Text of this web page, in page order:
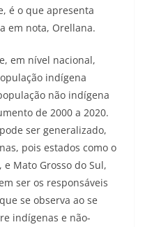
é o que apresenta
em nota, Orellana.
em nível nacional,
indígena
não indígena
de 2000 a 2020.
ser generalizado,
pois estados como o
Mato Grosso do Sul,
ser os responsáveis
se observa ao se
indígenas e não-